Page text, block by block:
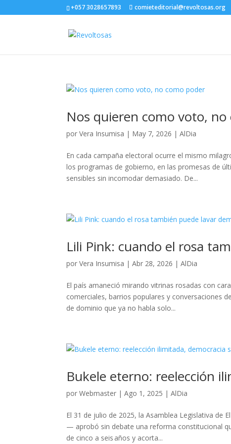
+057 3028657893 comieteditorial@revoltosas.org
Nos quieren como voto,
porVera Insumisa | May 7, 2026 |AlDia
En cada campaña electoral ocurre el mismo
los programas de gobierno, en las promesas de
sensibles sin incomodar demasiado. De...
Lili Pink: cuando el rosa
porVera Insumisa |Abr 28, 2026 |AlDia
El país amaneció mirando vitrinas rosadas con
comerciales, barrios populares y conversaciones
de dominio que ya no habla solo...
Bukele eterno: reelección
porWebmaster |Ago 1, 2025 |AlDia
El 31 de julio de 2025, la Asamblea Legislativa de
— aprobó sin debate una reforma constitucional
de cinco a seis años y acorta...